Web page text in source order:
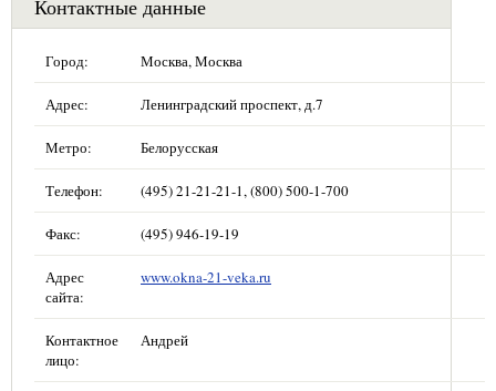
Контактные данные
Город: Москва, Москва
Адрес: Ленинградский проспект, д.7
Метро: Белорусская
Телефон: (495) 21-21-21-1, (800) 500-1-700
Факс: (495) 946-19-19
Адрес
сайта:
www.okna-21-veka.ru
Контактное
лицо:
Андрей